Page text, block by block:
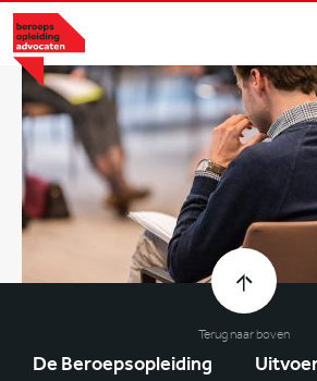
Terug naar boven
De Beroepsopleiding